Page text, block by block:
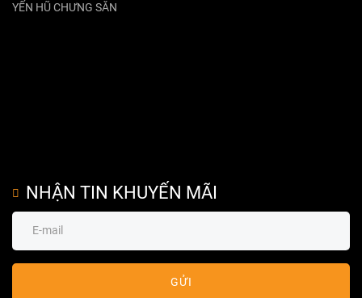
YẾN HŨ CHƯNG SẴN
NHẬN TIN KHUYẾN MÃI
GỬI